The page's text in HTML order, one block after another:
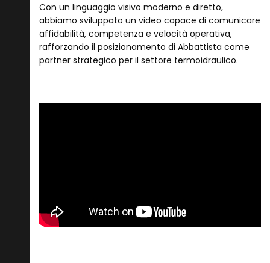
Con un linguaggio visivo moderno e diretto,
abbiamo sviluppato un video capace di comunicare
affidabilità, competenza e velocità operativa,
rafforzando il posizionamento di Abbattista come
partner strategico per il settore termoidraulico.